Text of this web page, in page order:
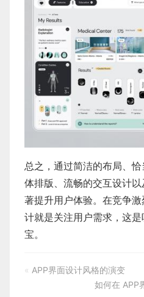
总之，通过简洁的布局、
体排版、流畅的交互设计
著提升用户体验。在竞争
计就是关注用户需求，这
宝。
« APP界面设计风格的演变
如何在 APP